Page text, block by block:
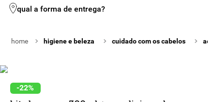
qual a forma de entrega?
higiene e beleza cuidado com os cabelos
-22%
termos mais buscados
2º leite
4º iogurte